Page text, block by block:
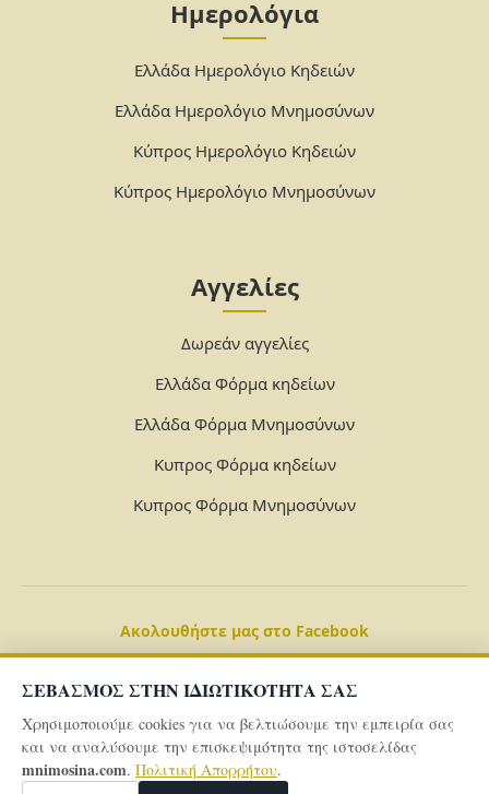
ΣΕΒΑΣΜΟΣ ΣΤΗΝ ΙΔΙΩΤΙΚΟΤΗΤΑ ΣΑΣ
Χρησιμοποιούμε cookies για να βελτιώσουμε την εμπειρία σας
και να αναλύσουμε την επισκεψιμότητα της ιστοσελίδας
mnimosina.com. Πολιτική Απορρήτου.
Ημερολόγια
Ελλάδα Ημερολόγιο Κηδειών
Ελλάδα Ημερολόγιο Μνημοσύνων
Κύπρος Ημερολόγιο Κηδειών
Κύπρος Ημερολόγιο Μνημοσύνων
Αγγελίες
Δωρεάν αγγελίες
Ελλάδα Φόρμα κηδείων
Ελλάδα Φόρμα Μνημοσύνων
Κυπρος Φόρμα κηδείων
Κυπρος Φόρμα Μνημοσύνων
Ακολουθήστε μας στο Facebook